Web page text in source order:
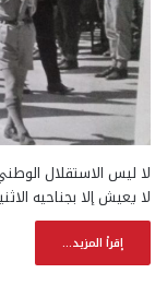
لا ليس الاستقلال
لا يعيش إلا بجناحيه
إقرأ المزيد...